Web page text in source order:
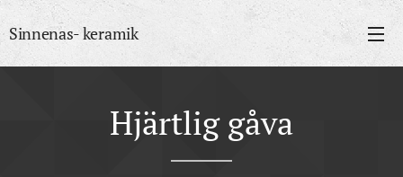
Sinnenas- keramik
Hjärtlig gåva